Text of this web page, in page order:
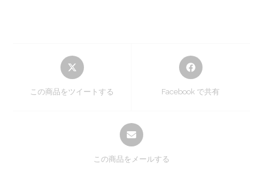
Opens
in
new
この商品をツイートする
Opens
in
new
Facebook で共有
Opens
in
new
この商品をメールする